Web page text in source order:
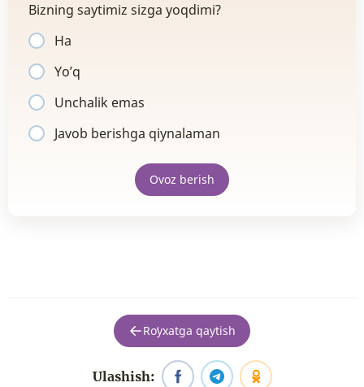
Bizning saytimiz sizga yoqdimi?
Ha
Yo’q
Unchalik emas
Javob berishga qiynalaman
Ovoz berish
Roʻyxatga qaytish
Ulashish: